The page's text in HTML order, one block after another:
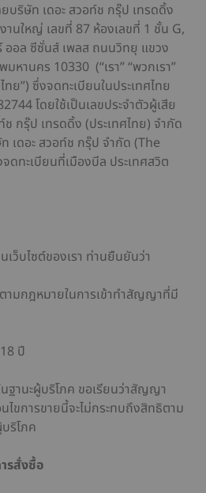
บริษัท เดอะ สวอท์ช กรุ๊ป เทรดดิ้ง
านใหญ่ เลขที่ 87 ห้องเลขที่ 1 ชั้น G,
ออล ซีซั่นส์ เพลส ถนนวิทยุ แขวง
หานคร 10330 (“เรา” “พวกเรา”
ทย”) ซึ่งจดทะเบียนในประเทศไทย
โดยใช้เป็นเลขประจำตัวผู้เสีย
กรุ๊ป เทรดดิ้ง (ประเทศไทย) จำกัด
เดอะ สวอท์ช กรุ๊ป จำกัด (The
ทะเบียนที่เมืองบีล ประเทศสวิต
ว็บไซต์ของเรา ท่านยืนยันว่า
ามกฎหมายในการเข้าทำสัญญาที่มี
ปี
านะผู้บริโภค ขอเรียนว่าสัญญา
ไขการขายนี้จะไม่กระทบถึงสิทธิตาม
ริโภค
รสั่งซื้อ